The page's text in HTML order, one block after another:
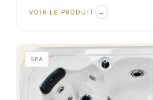
VOIR LE PRODUIT →
SPA